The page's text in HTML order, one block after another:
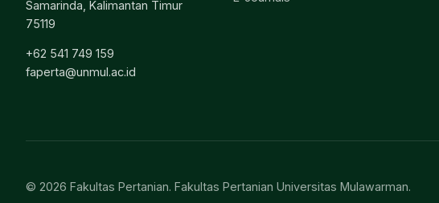
Samarinda, Kalimantan Timur
75119
+62 541 749 159
faperta@unmul.ac.id
© 2026 Fakultas Pertanian. Fakultas Pertanian Universitas Mulawarman.